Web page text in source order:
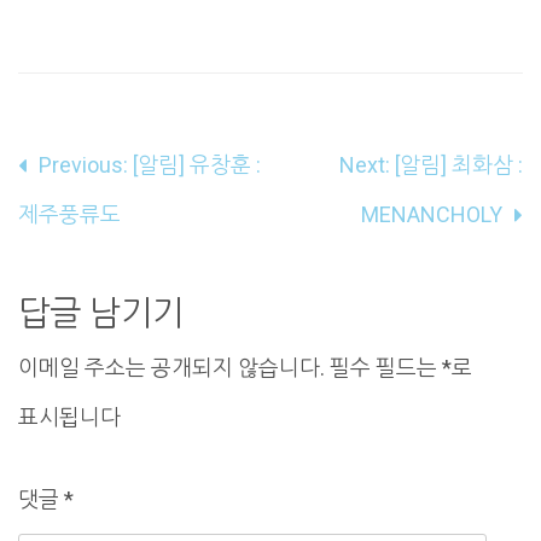
글
내
게
이
션
Previous: [알림] 유창훈 :
제주풍류도
Next: [알림] 최화삼 :
MENANCHOLY
답글 남기기
이메일 주소는 공개되지 않습니다. 필수 필드는 *로
표시됩니다
댓글 *